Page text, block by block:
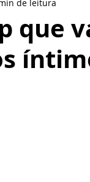
LG
Motorola
que
de leitura